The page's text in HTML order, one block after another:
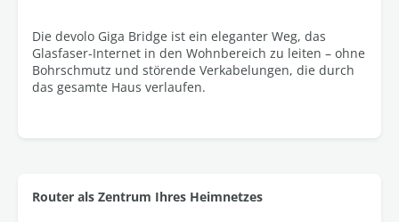
Die devolo Giga Bridge ist ein eleganter Weg, das
Glasfaser-Internet in den Wohnbereich zu leiten – ohne
Bohrschmutz und störende Verkabelungen, die durch
das gesamte Haus verlaufen.
Router als Zentrum Ihres Heimnetzes